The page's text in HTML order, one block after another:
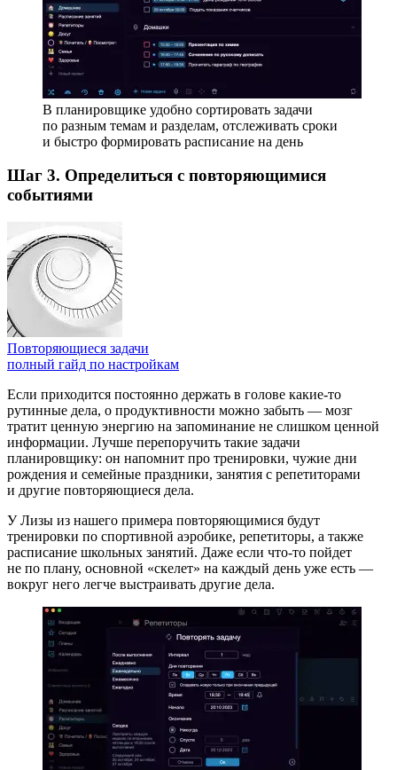
В планировщике удобно сортировать задачи
по разным темам и разделам, отслеживать сроки
и быстро формировать расписание на день
Шаг 3. Определиться с повторяющимися
событиями
Повторяющиеся задачи
полный гайд по настройкам
Если приходится постоянно держать в голове какие-то
рутинные дела, о продуктивности можно забыть — мозг
тратит ценную энергию на запоминание не слишком ценной
информации. Лучше перепоручить такие задачи
планировщику: он напомнит про тренировки, чужие дни
рождения и семейные праздники, занятия с репетиторами
и другие повторяющиеся дела.
У Лизы из нашего примера повторяющимися будут
тренировки по спортивной аэробике, репетиторы, а также
расписание школьных занятий. Даже если что-то пойдет
не по плану, основной «скелет» на каждый день уже есть —
вокруг него легче выстраивать другие дела.